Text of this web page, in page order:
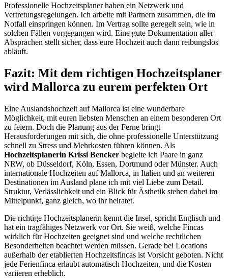
Professionelle Hochzeitsplaner haben ein Netzwerk und
Vertretungsregelungen. Ich arbeite mit Partnern zusammen, die im
Notfall einspringen können. Im Vertrag sollte geregelt sein, wie in
solchen Fällen vorgegangen wird. Eine gute Dokumentation aller
Absprachen stellt sicher, dass eure Hochzeit auch dann reibungslos
abläuft.
Fazit: Mit dem richtigen Hochzeitsplaner
wird Mallorca zu eurem perfekten Ort
Eine Auslandshochzeit auf Mallorca ist eine wunderbare
Möglichkeit, mit euren liebsten Menschen an einem besonderen Ort
zu feiern. Doch die Planung aus der Ferne bringt
Herausforderungen mit sich, die ohne professionelle Unterstützung
schnell zu Stress und Mehrkosten führen können. Als
Hochzeitsplanerin Krissi Bencker begleite ich Paare in ganz
NRW, ob Düsseldorf, Köln, Essen, Dortmund oder Münster. Auch
internationale Hochzeiten auf Mallorca, in Italien und an weiteren
Destinationen im Ausland plane ich mit viel Liebe zum Detail.
Struktur, Verlässlichkeit und ein Blick für Ästhetik stehen dabei im
Mittelpunkt, ganz gleich, wo ihr heiratet.
Die richtige Hochzeitsplanerin kennt die Insel, spricht Englisch und
hat ein tragfähiges Netzwerk vor Ort. Sie weiß, welche Fincas
wirklich für Hochzeiten geeignet sind und welche rechtlichen
Besonderheiten beachtet werden müssen. Gerade bei Locations
außerhalb der etablierten Hochzeitsfincas ist Vorsicht geboten. Nicht
jede Ferienfinca erlaubt automatisch Hochzeiten, und die Kosten
variieren erheblich.